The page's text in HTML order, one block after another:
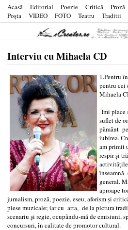
Acasă Editorial Poezie Critică Proză
Poşta
VIDEO FOTO Teatru Traditii
Interviu cu Mihaela CD
1.Pentru
pentru cei
Mihaela
Îmi place
suflet de
pământ
iubirea.
am primit
respir și
activitățile
înseamnă
general.
aproape
jurnalism, proză, poezie, eseu, aforism și
piese muzicale; iar cu arta, de la pictura
scenariu și regie, ocupându-mă de emisiuni,
concursuri, în calitate de promotor cultural.